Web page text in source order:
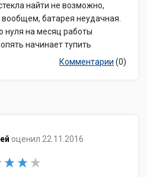
найти не возможно,
батарея неудачная.
нуля на месяц работы
начинает тупить
Комментарии (0)
оценил 22.11.2016